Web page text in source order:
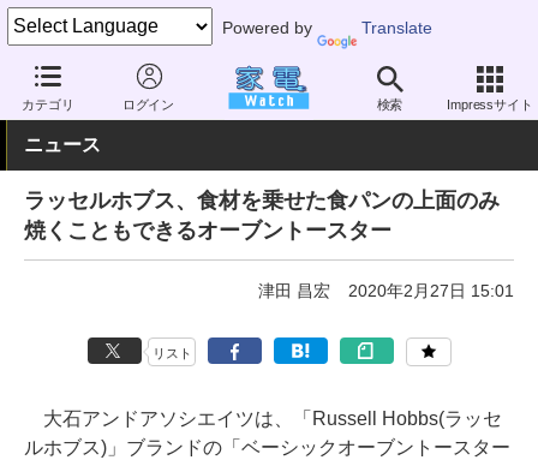
Powered by Translate
カテゴリ ログイン 検索 Impressサイト
家電 Watch 生活家電 キッチン家電 オーブントースター
ニュース
ラッセルホブス、食材を乗せた食パンの上面のみ
焼くこともできるオーブントースター
津田 昌宏 2020年2月27日 15:01
リスト
大石アンドアソシエイツは、「Russell Hobbs(ラッセ
ルホブス)」ブランドの「ベーシックオーブントースター